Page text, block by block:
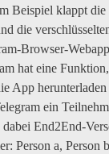
Beispiel klappt die
die
Browser-
hat eine
App
ein
End2End-
Person a, Person